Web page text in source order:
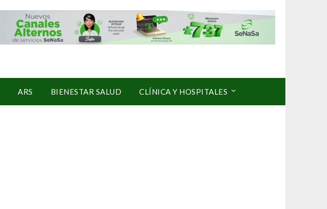
ARS BIENESTAR SALUD CLÍNICA Y HOSPITALES